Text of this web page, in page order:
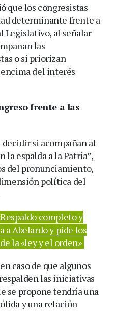
que los congresistas
determinante frente a
Legislativo, al señalar
las
o si priorizan
del interés
frente a las
decidir si acompañan al
la espalda a la Patria”,
del pronunciamiento,
política del
completo y
a Abelardo y pide los
la «ley y el orden»
caso de que algunos
las iniciativas
se propone tendría una
y una relación